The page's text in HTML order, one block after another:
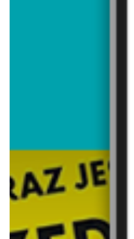
Trafiłeś na
Zobacz